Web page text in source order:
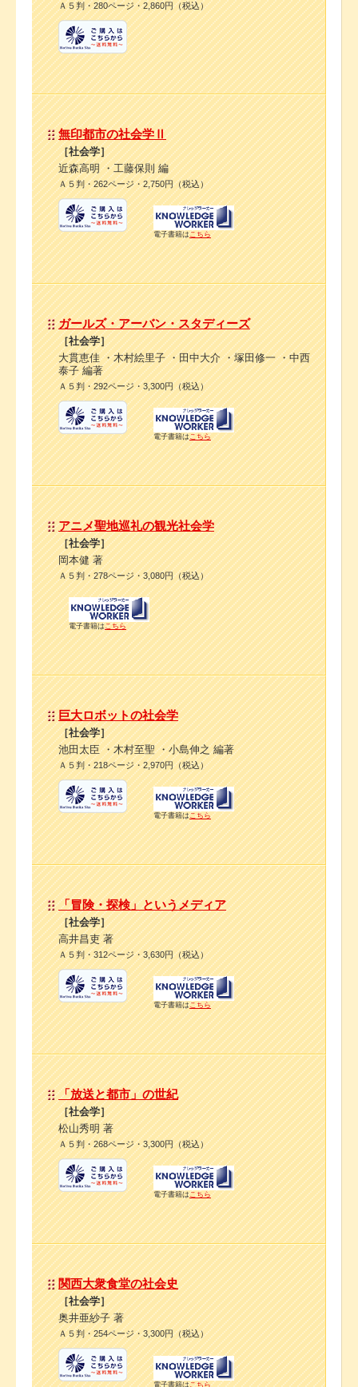
Ａ５判・280ページ・2,860円（税込）
無印都市の社会学Ⅱ
［社会学］
近森高明 ・工藤保則 編
Ａ５判・262ページ・2,750円（税込）
電子書籍はこちら
ガールズ・アーバン・スタディーズ
［社会学］
大貫恵佳 ・木村絵里子 ・田中大介 ・塚田修一 ・中西
泰子 編著
Ａ５判・292ページ・3,300円（税込）
電子書籍はこちら
アニメ聖地巡礼の観光社会学
［社会学］
岡本健 著
Ａ５判・278ページ・3,080円（税込）
電子書籍は こちら
巨大ロボットの社会学
［社会学］
池田太臣 ・木村至聖 ・小島伸之 編著
Ａ５判・218ページ・2,970円（税込）
電子書籍はこちら
「冒険・探検」というメディア
［社会学］
高井昌吏 著
Ａ５判・312ページ・3,630円（税込）
電子書籍はこちら
「放送と都市」の世紀
［社会学］
松山秀明 著
Ａ５判・268ページ・3,300円（税込）
電子書籍はこちら
関西大衆食堂の社会史
［社会学］
奥井亜紗子 著
Ａ５判・254ページ・3,300円（税込）
電子書籍はこちら